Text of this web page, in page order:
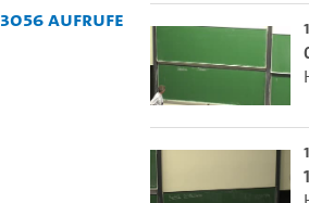
3056 Aufrufe